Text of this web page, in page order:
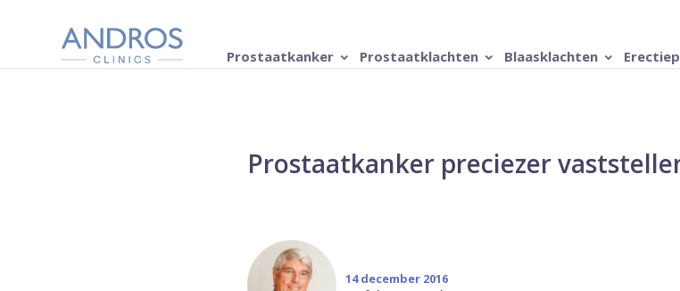
Prostaatkanker Prostaatklachten Blaasklachten
Prostaatkanker preciezer
14 december 2016